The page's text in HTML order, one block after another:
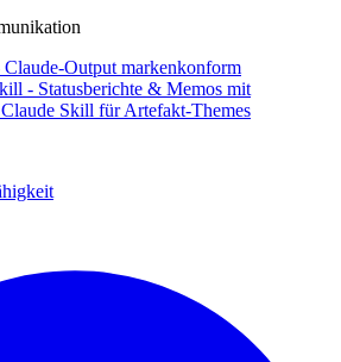
Output markenkonform
- Statusberichte & Memos mit
Skill für Artefakt-Themes